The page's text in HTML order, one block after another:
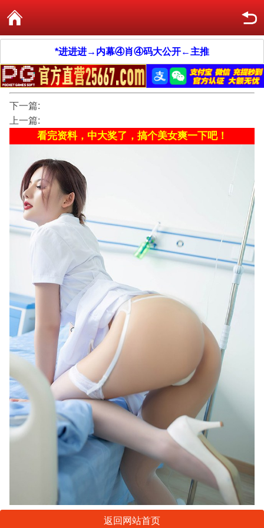
*进进进→内幕④肖④码大公开←主推
下一篇:
上一篇:
看完资料，中大奖了，搞个美女爽一下吧！
返回网站首页